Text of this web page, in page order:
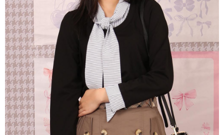
宅配
免運費